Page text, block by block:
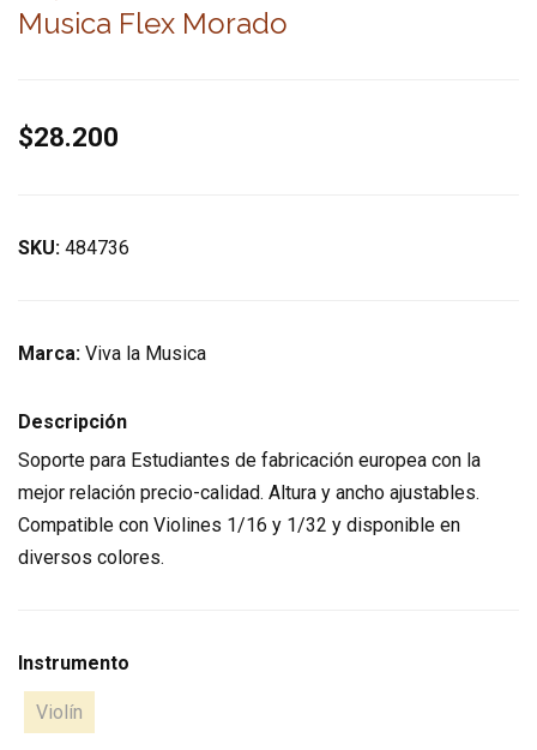
Musica Flex Morado
$28.200
SKU: 484736
Marca: Viva la Musica
Descripción
Soporte para Estudiantes de fabricación europea con la
mejor relación precio-calidad. Altura y ancho ajustables.
Compatible con Violines 1/16 y 1/32 y disponible en
diversos colores.
Instrumento
Violín